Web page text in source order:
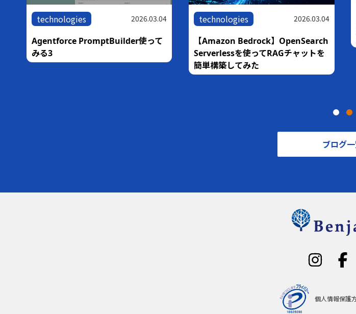
technologies 2026.03.04
Agentforce PromptBuilder使って
みる3
technologies 2026.03.04
【Amazon Bedrock】OpenSearch
Serverlessを使ってRAGチャットを
簡単構築してみた
ブログ
個人情報保護